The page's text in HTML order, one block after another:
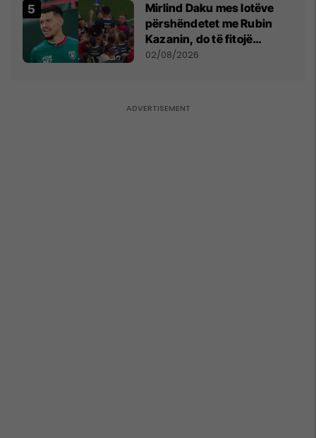
Mirlind Daku mes lotëve
përshëndetet me Rubin
Kazanin, do të fitojë
miliona te Spartak Moska
02/08/2026